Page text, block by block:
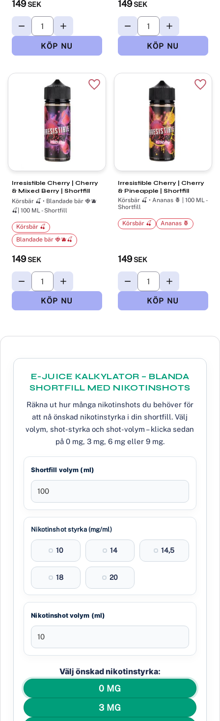
149 SEK 149 SEK
Irresistible Cherry | Cherry
& Mixed Berry | Shortfill
Körsbär 🍒 • Blandade bär 🍓🫐
🍒| 100 ML - Shortfill
149 SEK
Körsbär 🍒
Blandade bär 🍓🫐🍒
Lägg till i favoriter
Irresistible Cherry | Cherry
& Pineapple | Shortfill
Körsbär 🍒 • Ananas 🍍 | 100 ML -
Shortfill
149 SEK
Körsbär 🍒 Ananas 🍍
E-JUICE KALKYLATOR – BLANDA
SHORTFILL MED NIKOTINSHOTS
Räkna ut hur många nikotinshots du behöver för
att nå önskad nikotinstyrka i din shortfill. Välj
volym, shot-styrka och shot-volym – klicka sedan
på 0 mg, 3 mg, 6 mg eller 9 mg.
Shortfill volym (ml)
Nikotinshot styrka (mg/ml)
10 14 14,5
18 20
Nikotinshot volym (ml)
Välj önskad nikotinstyrka:
0 MG
3 MG